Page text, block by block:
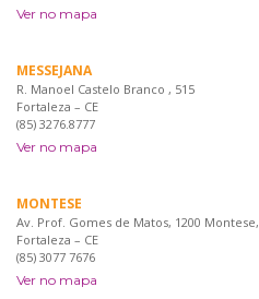
Ver no mapa
MESSEJANA
R. Manoel Castelo Branco , 515
Fortaleza – CE
(85) 3276.8777
Ver no mapa
MONTESE
Av. Prof. Gomes de Matos, 1200 Montese,
Fortaleza – CE
(85) 3077 7676
Ver no mapa